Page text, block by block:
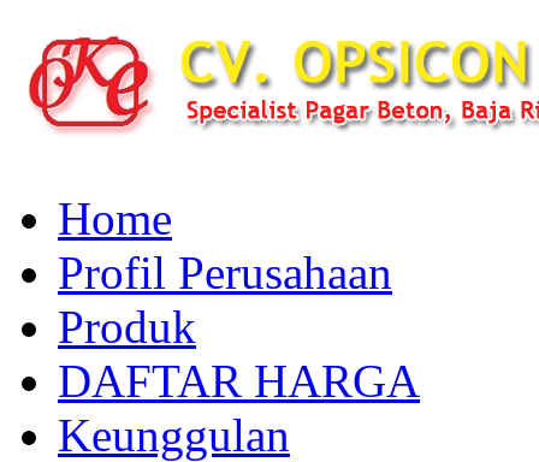
Home
Profil Perusahaan
Produk
DAFTAR HARGA
Keunggulan